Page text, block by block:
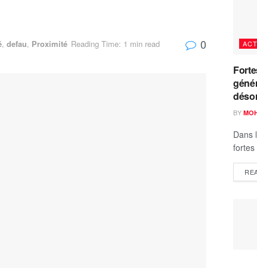
, defau, Proximité Reading Time: 1 min read 0
BY
Dans
fortes